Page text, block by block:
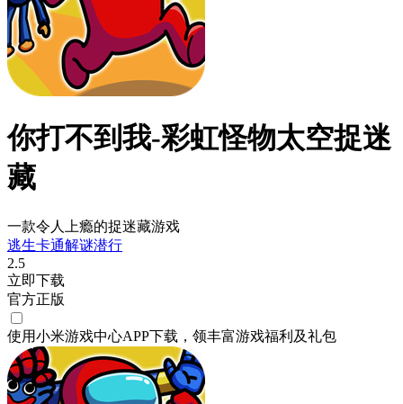
你打不到我-彩虹怪物太空捉迷
藏
一款令人上瘾的捉迷藏游戏
逃生卡通解谜潜行
2.5
立即下载
官方正版
使用小米游戏中心APP下载 ，领丰富游戏福利 及礼包